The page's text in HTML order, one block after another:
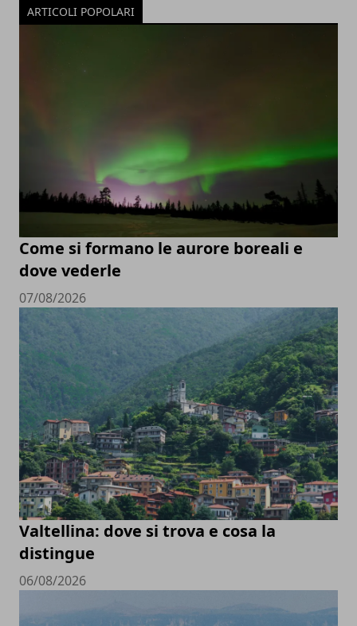
ARTICOLI POPOLARI
Come si formano le aurore boreali e
dove vederle
07/08/2026
Valtellina: dove si trova e cosa la
distingue
06/08/2026